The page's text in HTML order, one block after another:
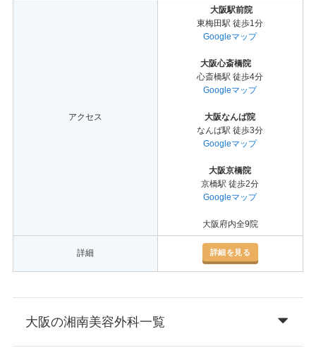
アクセス
大阪駅前院
東梅田駅 徒歩1分
Googleマップ
大阪心斎橋院
心斎橋駅 徒歩4分
Googleマップ
大阪なんば院
なんば駅 徒歩3分
Googleマップ
大阪京橋院
京橋駅 徒歩2分
Googleマップ
大阪府内全9院
詳細 詳細を見る
大阪の湘南美容外科一覧